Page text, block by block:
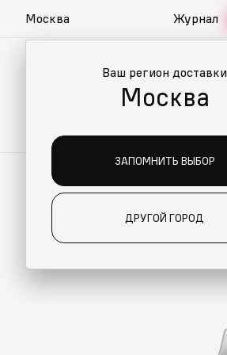
Москва
Ваш регион доставки
Москва
ЗАПОМНИТЬ ВЫБОР
ДРУГОЙ ГОРОД
Журнал
ДЛЯ ВАС